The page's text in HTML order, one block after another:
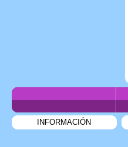
INFORMACIÓN